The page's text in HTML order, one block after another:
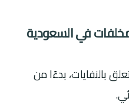
في السعودية
بالنفايات، بدءًا من